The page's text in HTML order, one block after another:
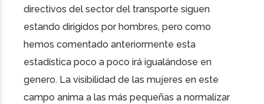
directivos del sector del transporte siguen
estando dirigidos por hombres, pero como
hemos comentado anteriormente esta
estadística poco a poco irá igualándose en
genero. La visibilidad de las mujeres en este
campo anima a las más pequeñas a normalizar